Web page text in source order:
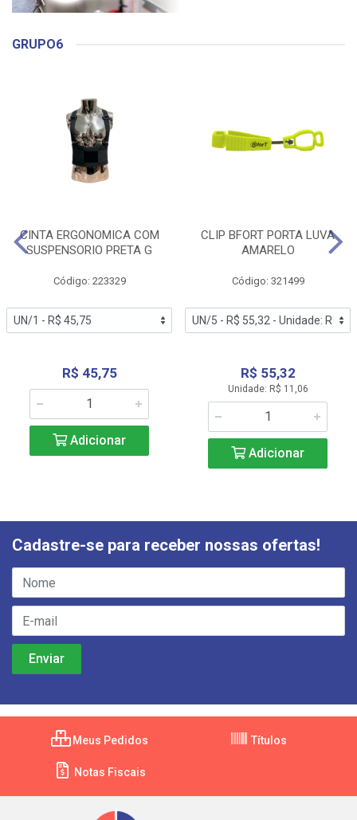
GRUPO6
CINTA ERGONOMICA COM
SUSPENSORIO PRETA G
Código: 223329
R$ 45,75
Adicionar
CLIP BFORT PORTA LUVA
AMARELO
Código: 321499
R$ 55,32
Unidade: R$ 11,06
Adicionar
Cadastre-se para receber nossas ofertas!
Meus Pedidos Títulos
Notas Fiscais